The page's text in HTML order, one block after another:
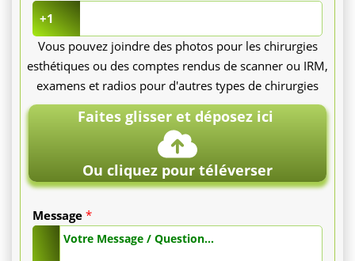
assuré
des
de
contrôle
+1
Vous pouvez joindre des photos pour les chirurgies
esthétiques ou des comptes rendus de scanner ou IRM,
examens et radios pour d'autres types de chirurgies
Faites glisser et déposez ici
Ou cliquez pour téléverser
Message *